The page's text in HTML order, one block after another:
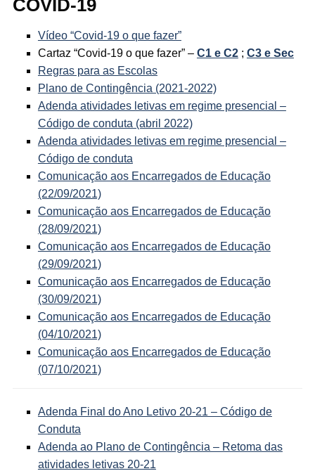
COVID-19
Vídeo “Covid-19 o que fazer”
Cartaz “Covid-19 o que fazer” – C1 e C2; C3 e Sec
Regras para as Escolas
Plano de Contingência (2021-2022)
Adenda atividades letivas em regime presencial –
Código de conduta (abril 2022)
Adenda atividades letivas em regime presencial –
Código de conduta
Comunicação aos Encarregados de Educação
(22/09/2021)
Comunicação aos Encarregados de Educação
(28/09/2021)
Comunicação aos Encarregados de Educação
(29/09/2021)
Comunicação aos Encarregados de Educação
(30/09/2021)
Comunicação aos Encarregados de Educação
(04/10/2021)
Comunicação aos Encarregados de Educação
(07/10/2021)
Adenda Final do Ano Letivo 20-21 – Código de
Conduta
Adenda ao Plano de Contingência – Retoma das
atividades letivas 20-21